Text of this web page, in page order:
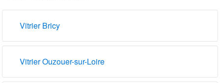
Vitrier Bricy
Vitrier Ouzouer-sur-Loire